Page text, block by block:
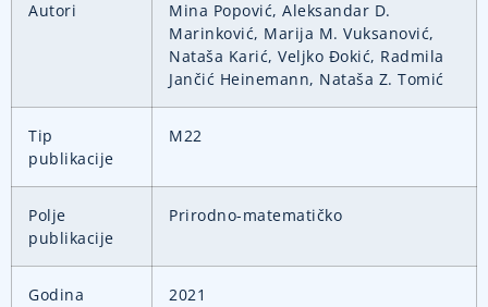
Autori
Mina Popović, Aleksandar D.
Marinković, Marija M. Vuksanović,
Nataša Karić, Veljko Đokić, Radmila
Jančić Heinemann, Nataša Z. Tomić
Tip
publikacije
M22
Polje
publikacije
Prirodno-matematičko
Godina 2021